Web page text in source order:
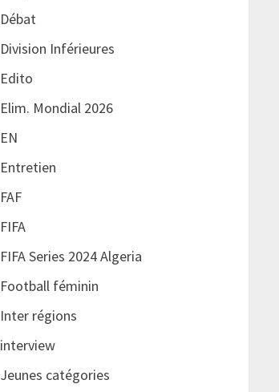
Débat
Division Inférieures
Edito
Elim. Mondial 2026
EN
Entretien
FAF
FIFA
FIFA Series 2024 Algeria
Football féminin
Inter régions
interview
Jeunes catégories